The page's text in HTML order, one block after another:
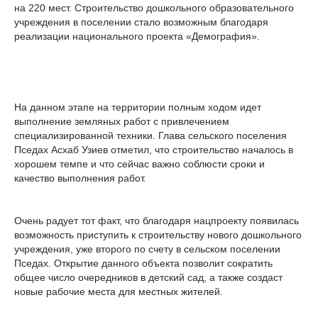
на 220 мест. Строительство дошкольного образовательного
учреждения в поселении стало возможным благодаря
реализации национального проекта «Демография».
На данном этапе на территории полным ходом идет
выполнение земляных работ с привлечением
специализированной техники. Глава сельского поселения
Пседах Асхаб Узиев отметил, что строительство началось в
хорошем темпе и что сейчас важно соблюсти сроки и
качество выполнения работ.
Очень радует тот факт, что благодаря нацпроекту появилась
возможность приступить к строительству нового дошкольного
учреждения, уже второго по счету в сельском поселении
Пседах. Открытие данного объекта позволит сократить
общее число очередников в детский сад, а также создаст
новые рабочие места для местных жителей.